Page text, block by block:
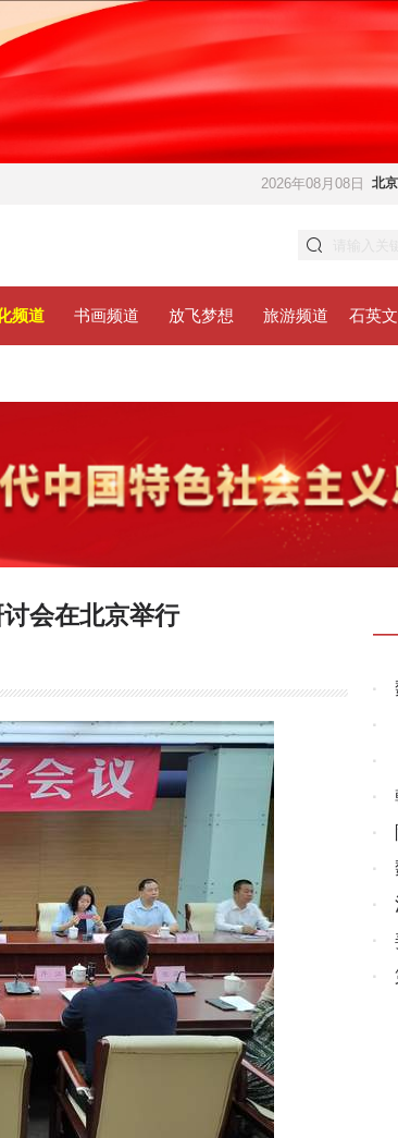
2026年08月08日
频道 书画频道 放飞梦想 旅游频道 石英
·
·
救
·
理
·
度
·
深
·
道
·
·
·
会在北京举行